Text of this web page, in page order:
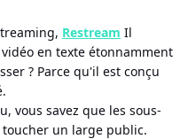
Restream Il
en texte étonnamment
? Parce qu'il est conçu
vous savez que les sous-
un large public.